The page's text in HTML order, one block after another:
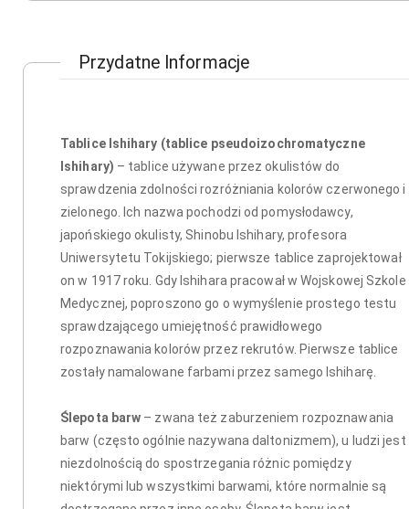
Przydatne Informacje
Tablice Ishihary (tablice pseudoizochromatyczne
Ishihary) – tablice używane przez okulistów do
sprawdzenia zdolności rozróżniania kolorów czerwonego i
zielonego. Ich nazwa pochodzi od pomysłodawcy,
japońskiego okulisty, Shinobu Ishihary, profesora
Uniwersytetu Tokijskiego; pierwsze tablice zaprojektował
on w 1917 roku. Gdy Ishihara pracował w Wojskowej Szkole
Medycznej, poproszono go o wymyślenie prostego testu
sprawdzającego umiejętność prawidłowego
rozpoznawania kolorów przez rekrutów. Pierwsze tablice
zostały namalowane farbami przez samego Ishiharę.
Ślepota barw – zwana też zaburzeniem rozpoznawania
barw (często ogólnie nazywana daltonizmem), u ludzi jest
niezdolnością do spostrzegania różnic pomiędzy
niektórymi lub wszystkimi barwami, które normalnie są